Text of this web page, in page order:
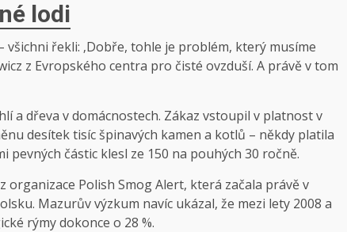
lodi
všichni řekli: ‚Dobře, tohle je problém, který musíme
z Evropského centra pro čisté ovzduší. A právě v tom
a dřeva v domácnostech. Zákaz vstoupil v platnost v
desítek tisíc špinavých kamen a kotlů – někdy platila
částic klesl ze 150 na pouhých 30 ročně.
organizace Polish Smog Alert, která začala právě v
Mazurův výzkum navíc ukázal, že mezi lety 2008 a
rýmy dokonce o 28 %.